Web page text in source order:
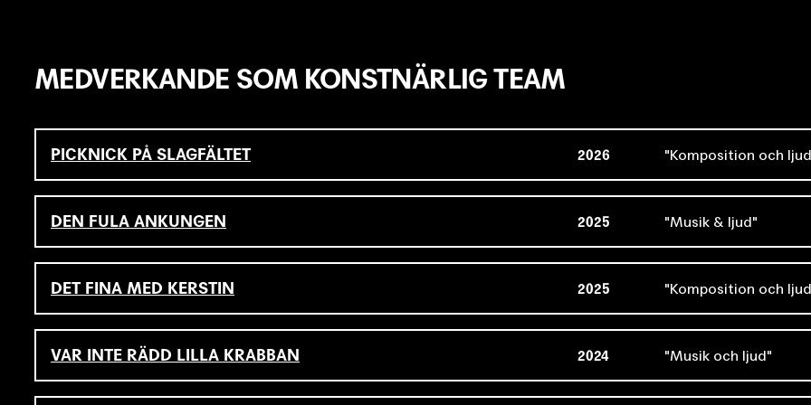
MEDVERKANDE SOM KONSTNÄRLIG TEAM
PICKNICK PÅ SLAGFÄLTET 2026 Komposition och ljud
DEN FULA ANKUNGEN 2025 Musik & ljud
DET FINA MED KERSTIN 2025 Komposition och ljud
VAR INTE RÄDD LILLA KRABBAN 2024 Musik och ljud